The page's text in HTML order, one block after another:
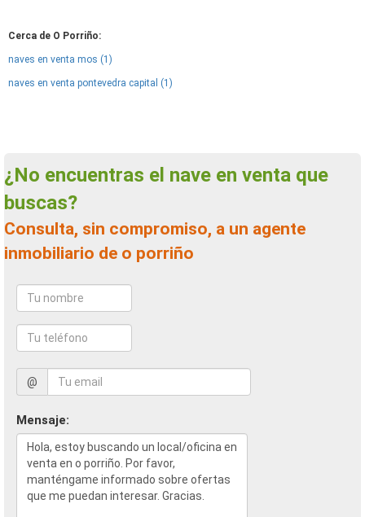
Cerca de O Porriño:
naves en venta mos (1)
naves en venta pontevedra capital (1)
¿No encuentras el nave en venta que
buscas?
Consulta, sin compromiso, a un agente
inmobiliario de o porriño
@
Mensaje: